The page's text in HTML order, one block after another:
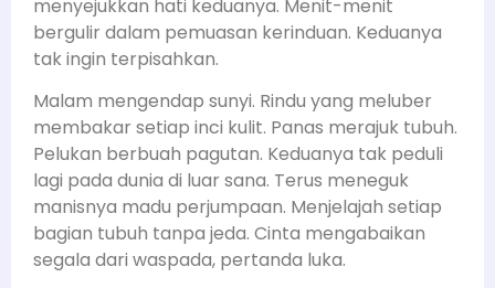
menyejukkan hati keduanya. Menit-menit
bergulir dalam pemuasan kerinduan. Keduanya
tak ingin terpisahkan.
Malam mengendap sunyi. Rindu yang meluber
membakar setiap inci kulit. Panas merajuk tubuh.
Pelukan berbuah pagutan. Keduanya tak peduli
lagi pada dunia di luar sana. Terus meneguk
manisnya madu perjumpaan. Menjelajah setiap
bagian tubuh tanpa jeda. Cinta mengabaikan
segala dari waspada, pertanda luka.